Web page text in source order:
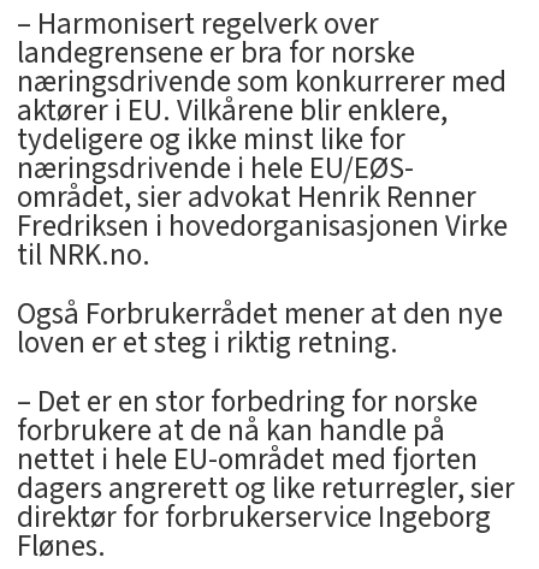
– Harmonisert regelverk over
landegrensene er bra for norske
næringsdrivende som konkurrerer med
aktører i EU. Vilkårene blir enklere,
tydeligere og ikke minst like for
næringsdrivende i hele EU/EØS-
området, sier advokat Henrik Renner
Fredriksen i hovedorganisasjonen Virke
til NRK.no.
Også Forbrukerrådet mener at den nye
loven er et steg i riktig retning.
– Det er en stor forbedring for norske
forbrukere at de nå kan handle på
nettet i hele EU-området med fjorten
dagers angrerett og like returregler, sier
direktør for forbrukerservice Ingeborg
Flønes.